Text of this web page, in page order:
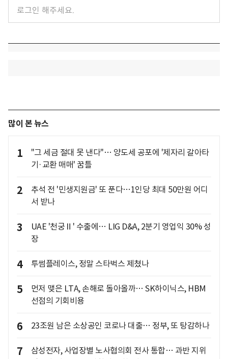
많이 본 뉴스
1
"그 세금 절대 못 낸다"… 양도세 공포에 '제자리 갈아타
기·교환 매매' 꿈틀
2
추석 전 '민생지원금' 또 푼다…1인당 최대 50만원 어디
서 받나
3
UAE '천궁Ⅱ' 수출에… LIG D&A, 2분기 영업익 30% 성
장
4 투썸플레이스, 정말 스타벅스 제쳤나
5
먼저 맺은 LTA, 손해로 돌아올까… SK하이닉스, HBM
선점의 기회비용
6 23조원 남은 소상공인 코로나 대출… 정부, 또 탕감하나
7
삼성전자, 사업장별 노사협의회 전사 통합… 과반 지위